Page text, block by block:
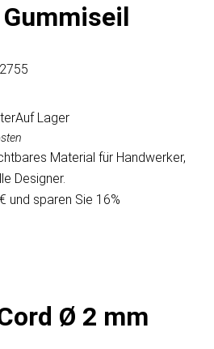
Auf Lager
Material für Handwerker,
Designer.
und sparen Sie 16%
Ø 2 mm